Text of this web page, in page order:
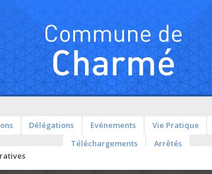
Délégations Evénements Vie Pratique
Téléchargements
Arrêtés